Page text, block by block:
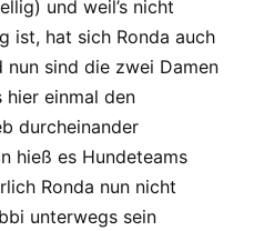
und weil’s nicht
ist, hat sich Ronda auch
nun sind die zwei Damen
hier einmal den
durcheinander
hieß es Hundeteams
Ronda nun nicht
unterwegs sein